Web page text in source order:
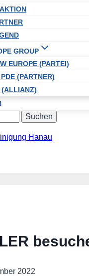
GROUP
EUROPE (PARTEI)
(PARTNER)
(ALLIANZ)
2022